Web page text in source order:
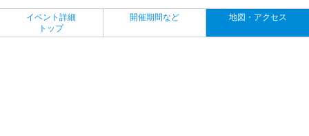
イベント詳細
トップ
開催期間など 地図・アクセス